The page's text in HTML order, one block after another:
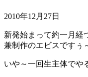
2010年12月27日
新発始まって約一月経
兼制作のエビスですぅ
いや～一回生主体でや